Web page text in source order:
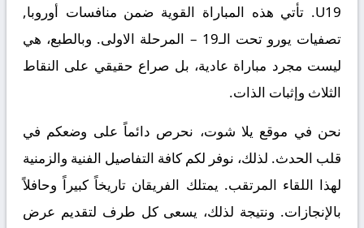
U19. تأتي هذه المباراة القوية ضمن منافسات أوروبا,
تصفيات يورو تحت الـ19 – المرحلة الاولى
. وبالطبع، هي
ليست مجرد مباراة عادية، بل صراع حقيقي على النقاط
الثلاث وإثبات الذات.
نحن في موقع يلا شوت، نحرص دائماً على وضعكم في
قلب الحدث. لذلك، نوفر لكم كافة التفاصيل الفنية والزمنية
لهذا اللقاء المرتقب. يمتلك الفريقان تاريخاً كبيراً وحافلاً
بالإنجازات. ونتيجة لذلك، يسعى كل طرف لتقديم عرض